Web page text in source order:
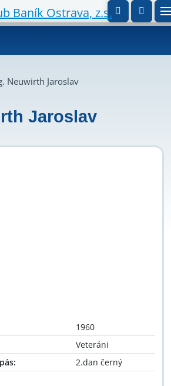
Neuwirth Jaroslav
Jaroslav
1960
Veteráni
2.dan černý